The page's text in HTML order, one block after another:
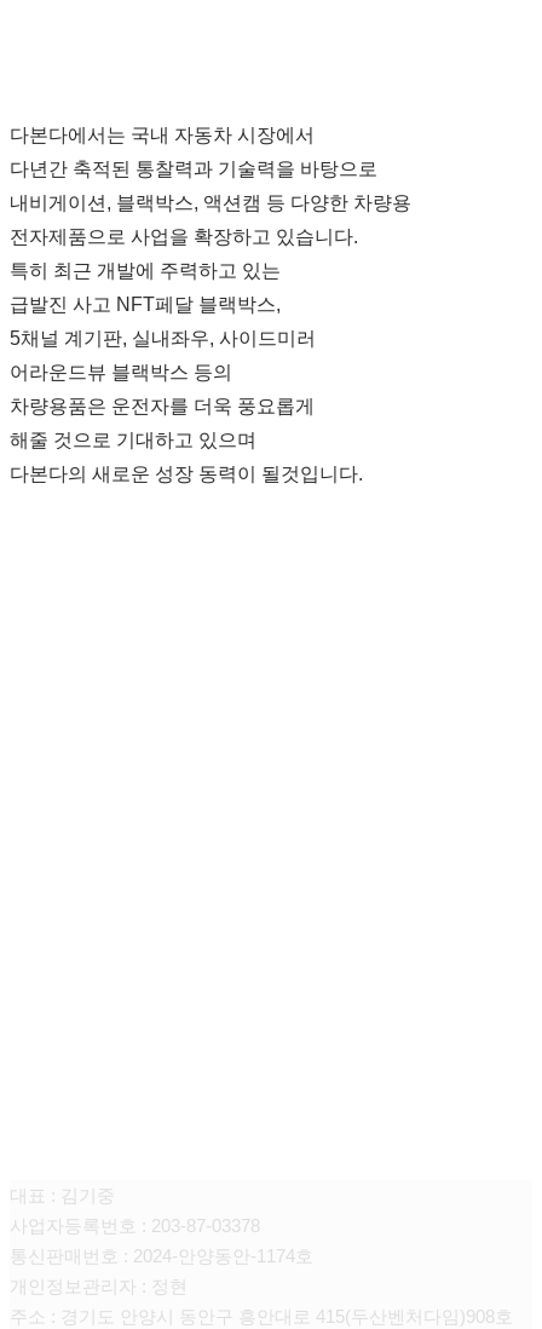
다본다에서는 국내 자동차 시장에서
다년간 축적된 통찰력과 기술력을 바탕으로
내비게이션, 블랙박스, 액션캠 등 다양한 차량용
전자제품으로 사업을 확장하고 있습니다.
특히 최근 개발에 주력하고 있는
급발진 사고 NFT페달 블랙박스,
5채널 계기판, 실내좌우, 사이드미러
어라운드뷰 블랙박스 등의
차량용품은 운전자를 더욱 풍요롭게
해줄 것으로 기대하고 있으며
다본다의 새로운 성장 동력이 될것입니다.
대표 : 김기중
사업자등록번호 : 203-87-03378
통신판매번호 : 2024-안양동안-1174호
개인정보관리자 : 정현
주소 : 경기도 안양시 동안구 흥안대로 415(두산벤처다임)908호